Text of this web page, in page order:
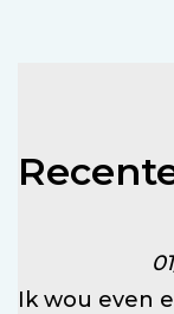
Ik wou even